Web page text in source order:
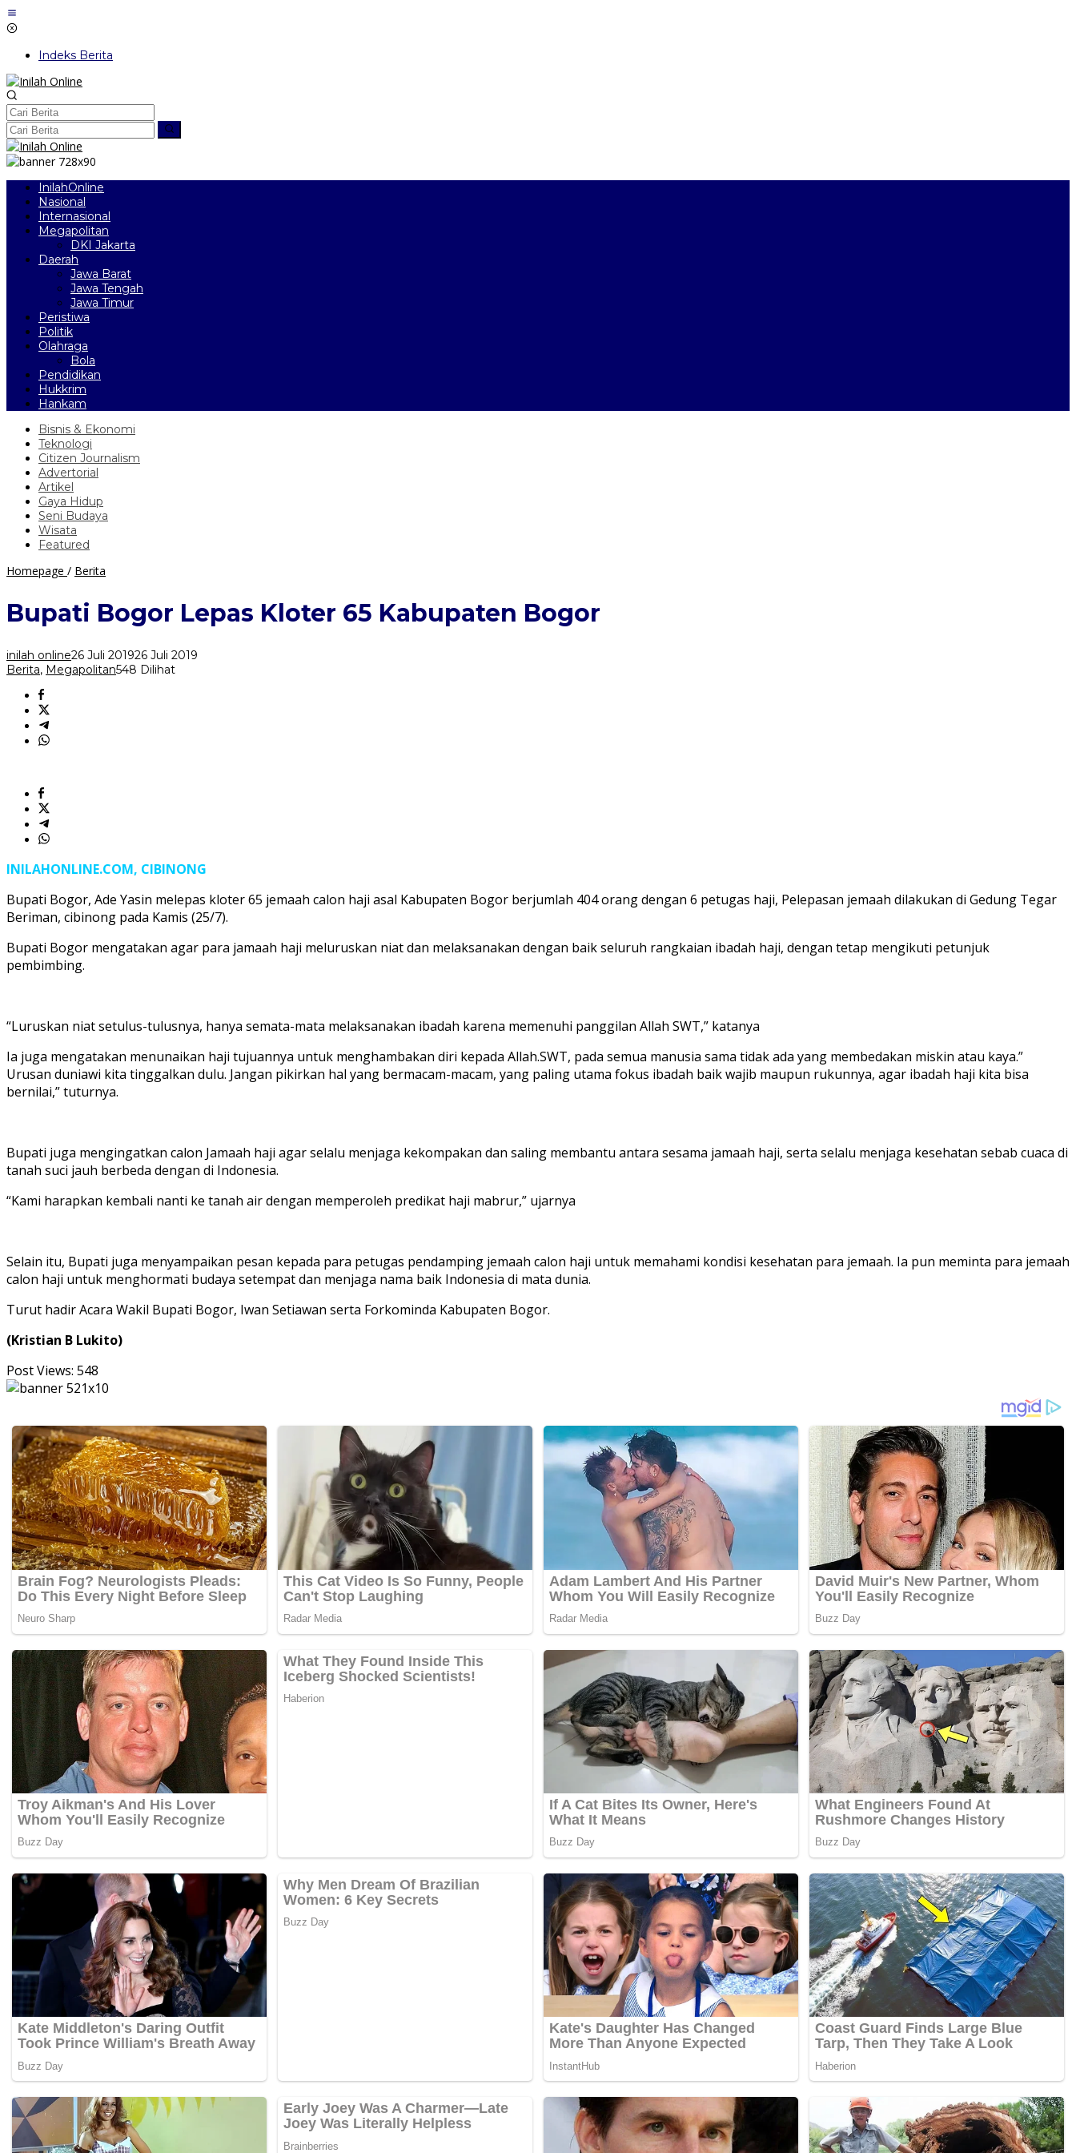
Lewati
ke
Indeks Berita
InilahOnline
Nasional
Internasional
Megapolitan
DKI Jakarta
Daerah
Jawa Barat
Jawa Tengah
Jawa Timur
Peristiwa
Politik
Olahraga
Bola
Pendidikan
Hukkrim
Hankam
Bisnis & Ekonomi
Teknologi
Citizen Journalism
Advertorial
Artikel
Gaya Hidup
Seni Budaya
Wisata
Featured
Homepage / Berita
Lepas
Kloter
Bogor
Bupati Bogor Lepas Kloter 65 Kabupaten Bogor
inilah online26 Juli 201926 Juli 2019
Berita, Megapolitan548 Dilihat
INILAHONLINE.COM, CIBINONG
Bupati Bogor, Ade Yasin melepas kloter 65 jemaah calon haji asal Kabupaten Bogor berjumlah 404 orang dengan 6 petugas haji, Pelepasan jemaah dilakukan di Gedung Tegar
Beriman, cibinong pada Kamis (25/7).
Bupati Bogor mengatakan agar para jamaah haji meluruskan niat dan melaksanakan dengan baik seluruh rangkaian ibadah haji, dengan tetap mengikuti petunjuk
pembimbing.
“Luruskan niat setulus-tulusnya, hanya semata-mata melaksanakan ibadah karena memenuhi panggilan Allah SWT,” katanya
Ia juga mengatakan menunaikan haji tujuannya untuk menghambakan diri kepada Allah.SWT, pada semua manusia sama tidak ada yang membedakan miskin atau kaya.”
Urusan duniawi kita tinggalkan dulu. Jangan pikirkan hal yang bermacam-macam, yang paling utama fokus ibadah baik wajib maupun rukunnya, agar ibadah haji kita bisa
bernilai,” tuturnya.
Bupati juga mengingatkan calon Jamaah haji agar selalu menjaga kekompakan dan saling membantu antara sesama jamaah haji, serta selalu menjaga kesehatan sebab cuaca di
tanah suci jauh berbeda dengan di Indonesia.
“Kami harapkan kembali nanti ke tanah air dengan memperoleh predikat haji mabrur,” ujarnya
Selain itu, Bupati juga menyampaikan pesan kepada para petugas pendamping jemaah calon haji untuk memahami kondisi kesehatan para jemaah. Ia pun meminta para jemaah
calon haji untuk menghormati budaya setempat dan menjaga nama baik Indonesia di mata dunia.
Turut hadir Acara Wakil Bupati Bogor, Iwan Setiawan serta Forkominda Kabupaten Bogor.
(Kristian B Lukito)
Post Views: 548